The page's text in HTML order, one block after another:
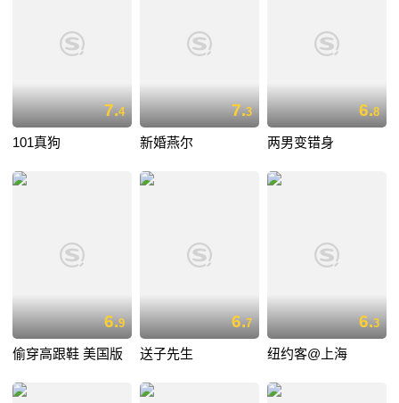
7.4
101真狗
7.3
新婚燕尔
6.8
两男变错身
6.9
偷穿高跟鞋 美国版
6.7
送子先生
6.3
纽约客@上海